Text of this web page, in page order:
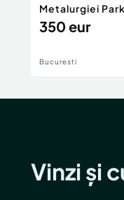
Metalurgiei
350 eur
Bucuresti
Vinzi și